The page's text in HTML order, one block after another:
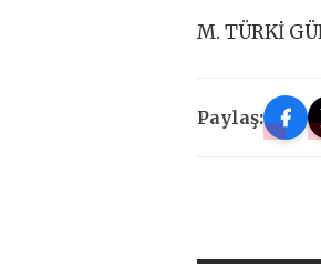
M. TÜRKİ
Paylaş: